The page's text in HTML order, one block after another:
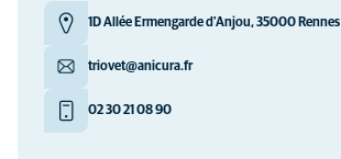
1D Allée Ermengarde d'Anjou, 35000 Rennes
triovet@anicura.fr
02 30 21 08 90